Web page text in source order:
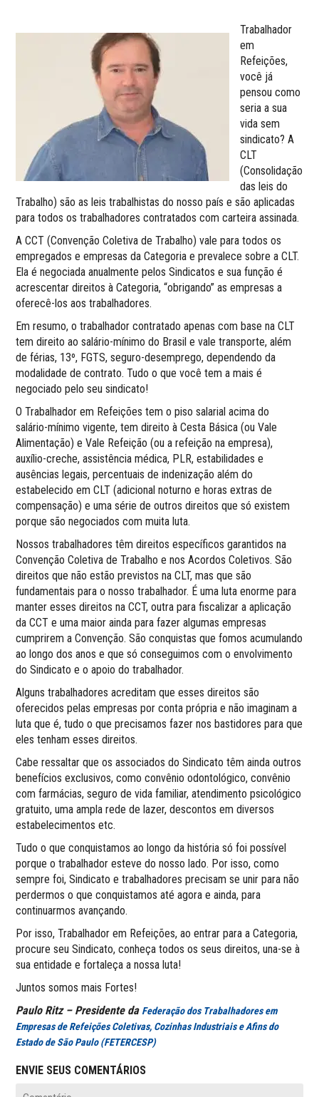
Trabalhador
em
Refeições,
você já
pensou como
seria a sua
vida sem
sindicato? A
CLT
(Consolidação
das leis do
Trabalho) são as leis trabalhistas do nosso país e são aplicadas
para todos os trabalhadores contratados com carteira assinada.
A CCT (Convenção Coletiva de Trabalho) vale para todos os
empregados e empresas da Categoria e prevalece sobre a CLT.
Ela é negociada anualmente pelos Sindicatos e sua função é
acrescentar direitos à Categoria, “obrigando” as empresas a
oferecê-los aos trabalhadores.
Em resumo, o trabalhador contratado apenas com base na CLT
tem direito ao salário-mínimo do Brasil e vale transporte, além
de férias, 13º, FGTS, seguro-desemprego, dependendo da
modalidade de contrato. Tudo o que você tem a mais é
negociado pelo seu sindicato!
O Trabalhador em Refeições tem o piso salarial acima do
salário-mínimo vigente, tem direito à Cesta Básica (ou Vale
Alimentação) e Vale Refeição (ou a refeição na empresa),
auxílio-creche, assistência médica, PLR, estabilidades e
ausências legais, percentuais de indenização além do
estabelecido em CLT (adicional noturno e horas extras de
compensação) e uma série de outros direitos que só existem
porque são negociados com muita luta.
Nossos trabalhadores têm direitos específicos garantidos na
Convenção Coletiva de Trabalho e nos Acordos Coletivos. São
direitos que não estão previstos na CLT, mas que são
fundamentais para o nosso trabalhador. É uma luta enorme para
manter esses direitos na CCT, outra para fiscalizar a aplicação
da CCT e uma maior ainda para fazer algumas empresas
cumprirem a Convenção. São conquistas que fomos acumulando
ao longo dos anos e que só conseguimos com o envolvimento
do Sindicato e o apoio do trabalhador.
Alguns trabalhadores acreditam que esses direitos são
oferecidos pelas empresas por conta própria e não imaginam a
luta que é, tudo o que precisamos fazer nos bastidores para que
eles tenham esses direitos.
Cabe ressaltar que os associados do Sindicato têm ainda outros
benefícios exclusivos, como convênio odontológico, convênio
com farmácias, seguro de vida familiar, atendimento psicológico
gratuito, uma ampla rede de lazer, descontos em diversos
estabelecimentos etc.
Tudo o que conquistamos ao longo da história só foi possível
porque o trabalhador esteve do nosso lado. Por isso, como
sempre foi, Sindicato e trabalhadores precisam se unir para não
perdermos o que conquistamos até agora e ainda, para
continuarmos avançando.
Por isso, Trabalhador em Refeições, ao entrar para a Categoria,
procure seu Sindicato, conheça todos os seus direitos, una-se à
sua entidade e fortaleça a nossa luta!
Juntos somos mais Fortes!
Paulo Ritz – Presidente da Federação dos Trabalhadores em
Empresas de Refeições Coletivas, Cozinhas Industriais e Afins do
Estado de São Paulo (FETERCESP)
ENVIE SEUS COMENTÁRIOS